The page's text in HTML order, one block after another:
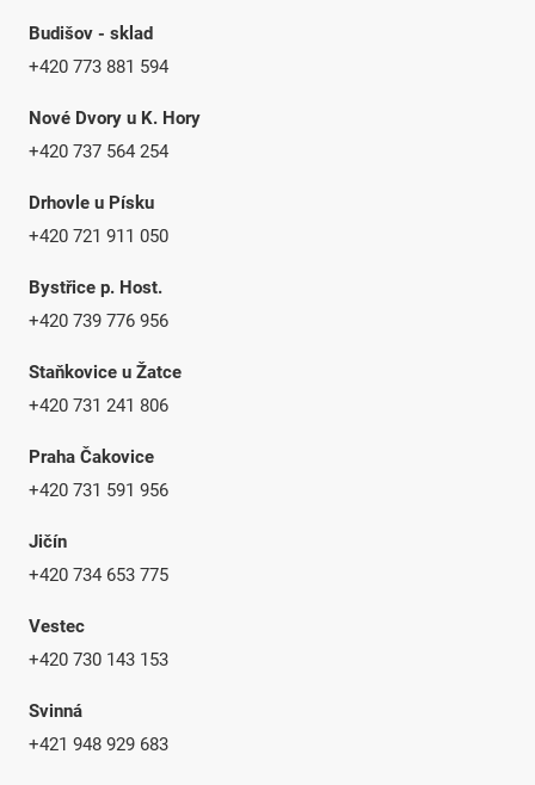
Budišov - sklad
+420 773 881 594
Nové Dvory u K. Hory
+420 737 564 254
Drhovle u Písku
+420 721 911 050
Bystřice p. Host.
+420 739 776 956
Staňkovice u Žatce
+420 731 241 806
Praha Čakovice
+420 731 591 956
Jičín
+420 734 653 775
Vestec
+420 730 143 153
Svinná
+421 948 929 683